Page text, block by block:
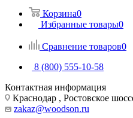
Корзина0
Избранные товары0
Сравнение товаров0
8 (800) 555-10-58
Контактная информация
Краснодар , Ростовское
zakaz@woodson.ru